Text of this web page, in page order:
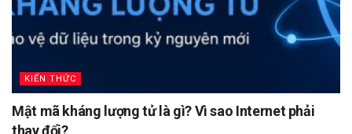
KIẾN THỨC
Mật mã kháng lượng tử là gì? Vì sao Internet phải
thay đổi?